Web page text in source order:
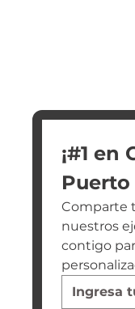
¡#1 en
Puerto
Comparte
nuestros
contigo